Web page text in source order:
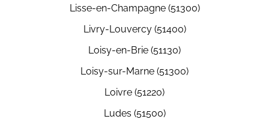
Lisse-en-Champagne (51300)
Livry-Louvercy (51400)
Loisy-en-Brie (51130)
Loisy-sur-Marne (51300)
Loivre (51220)
Ludes (51500)